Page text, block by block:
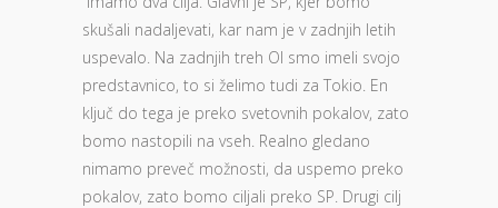
skušali nadaljevati, kar nam je v zadnjih letih
uspevalo. Na zadnjih treh OI smo imeli svojo
predstavnico, to si želimo tudi za Tokio. En
ključ do tega je preko svetovnih pokalov, zato
bomo nastopili na vseh. Realno gledano
nimamo preveč možnosti, da uspemo preko
pokalov, zato bomo ciljali preko SP. Drugi cilj